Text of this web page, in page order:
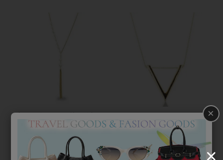
パール×チェーンフリンジネッ
クレス/1160332
5,940 税込
V字モチーフロングチェーンネ
ックレス大/1170247【素敵なあ
の人 掲載】
×